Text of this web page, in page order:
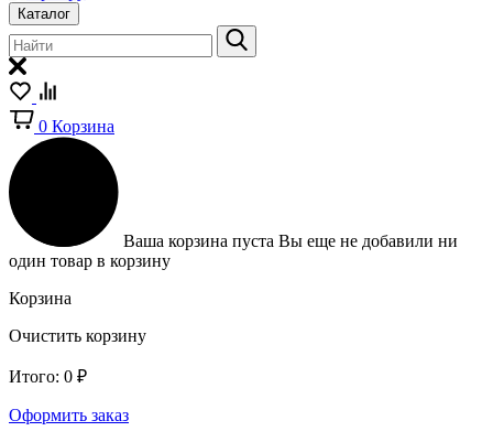
Каталог
0 Корзина
Ваша корзина пуста Вы еще не добавили ни
один товар в корзину
Корзина
Очистить корзину
Итого: 0 ₽
Оформить заказ